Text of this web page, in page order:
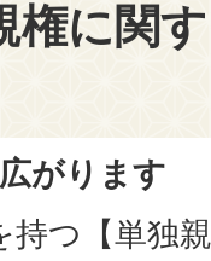
権に関
がります
持つ【単独